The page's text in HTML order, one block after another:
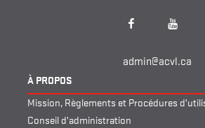
Facebook YouTube
admin@acvl.ca
À PROPOS
Mission, Règlements et Procédures
Conseil d’administration